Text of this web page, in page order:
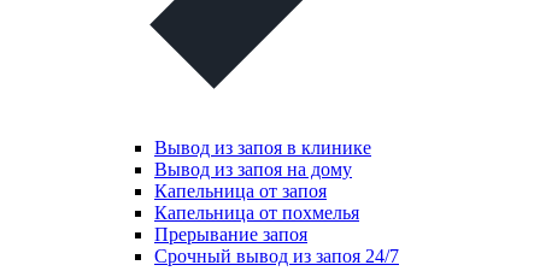
Вывод из запоя в клинике
Вывод из запоя на дому
Капельница от запоя
Капельница от похмелья
Прерывание запоя
Срочный вывод из запоя 24/7